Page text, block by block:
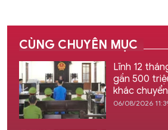
CÙNG CHUYÊN MỤC
Lĩnh 12
gần 500
khác
06/08/2026